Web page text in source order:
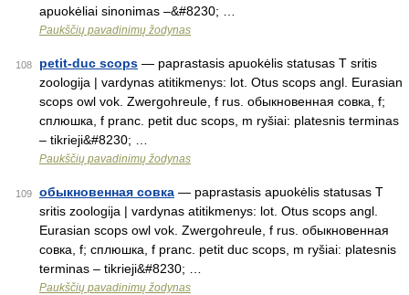
apuokėliai sinonimas –&#8230; …
Paukščių pavadinimų žodynas
108 petit-duc scops — paprastasis apuokėlis statusas T sritis
zoologija | vardynas atitikmenys: lot. Otus scops angl. Eurasian
scops owl vok. Zwergohreule, f rus. обыкновенная совка, f;
сплюшка, f pranc. petit duc scops, m ryšiai: platesnis terminas
– tikrieji&#8230; …
Paukščių pavadinimų žodynas
109 обыкновенная совка — paprastasis apuokėlis statusas T
sritis zoologija | vardynas atitikmenys: lot. Otus scops angl.
Eurasian scops owl vok. Zwergohreule, f rus. обыкновенная
совка, f; сплюшка, f pranc. petit duc scops, m ryšiai: platesnis
terminas – tikrieji&#8230; …
Paukščių pavadinimų žodynas